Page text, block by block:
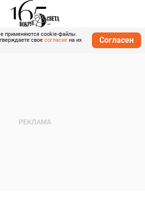
применяются cookie-файлы.
свое согласие на их
Согласен